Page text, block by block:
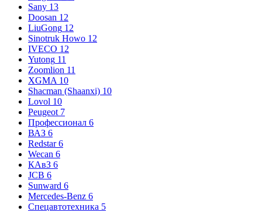
Sany 13
Doosan 12
LiuGong 12
Sinotruk Howo 12
IVECO 12
Yutong 11
Zoomlion 11
XGMA 10
Shacman (Shaanxi) 10
Lovol 10
Peugeot 7
Профессионал 6
ВАЗ 6
Redstar 6
Wecan 6
КАвЗ 6
JCB 6
Sunward 6
Mercedes-Benz 6
Спецавтотехника 5